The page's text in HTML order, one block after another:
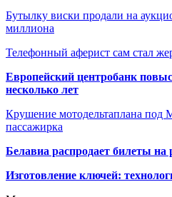
Бутылку виски продали на
миллиона
Телефонный аферист сам стал
Европейский центробанк
несколько лет
Крушение мотодельтаплана под
пассажирка
Белавиа распродает билеты
Изготовление ключей: